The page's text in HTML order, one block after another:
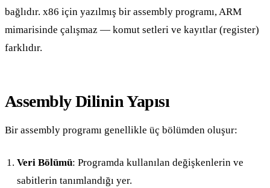
bağlıdır. x86 için yazılmış bir assembly programı, ARM
mimarisinde çalışmaz — komut setleri ve kayıtlar (register)
farklıdır.
Assembly Dilinin Yapısı
Bir assembly programı genellikle üç bölümden oluşur:
Veri Bölümü: Programda kullanılan değişkenlerin ve
sabitlerin tanımlandığı yer.